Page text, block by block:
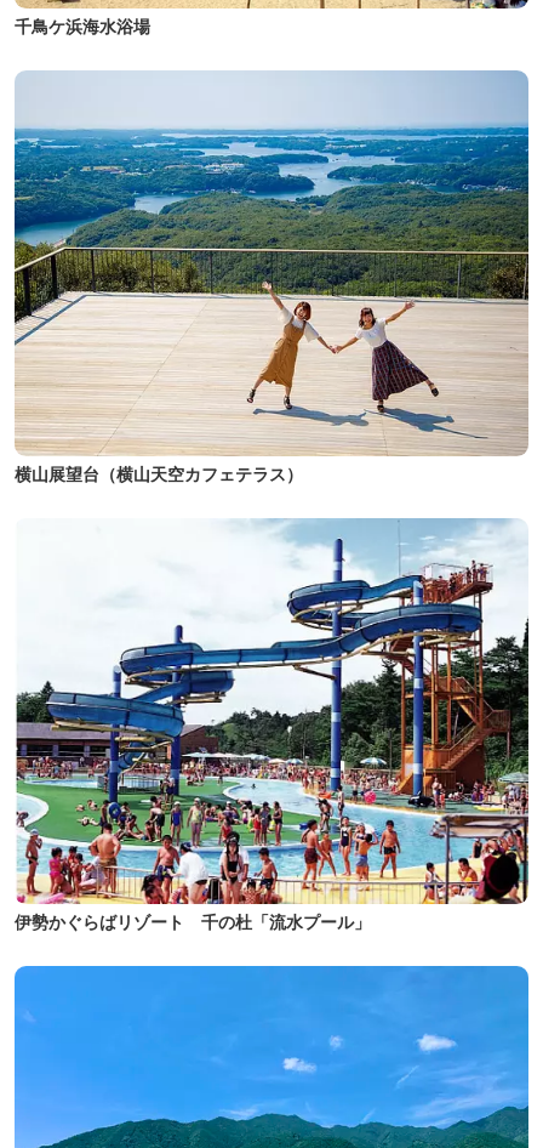
千鳥ケ浜海水浴場
横山展望台（横山天空カフェテラス）
伊勢かぐらばリゾート 千の杜「流水プール」